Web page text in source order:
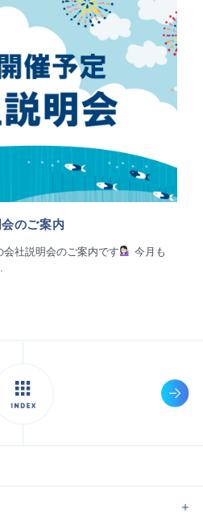
のご案内
会社説明会のご案内です
今月も